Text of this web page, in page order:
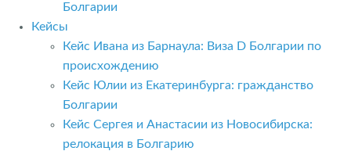
Болгарии
Кейсы
Кейс Ивана из Барнаула: Виза D Болгарии по
происхождению
Кейс Юлии из Екатеринбурга: гражданство
Болгарии
Кейс Сергея и Анастасии из Новосибирска:
релокация в Болгарию